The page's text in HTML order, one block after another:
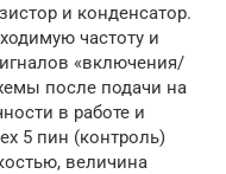
и конденсатор.
частоту и
«включения/
после подачи на
в работе и
5 пин (контроль)
величина